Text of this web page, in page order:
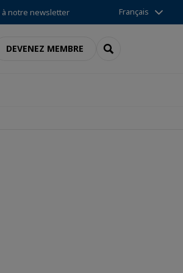
notre newsletter Français
DEVENEZ MEMBRE RECHERCHER